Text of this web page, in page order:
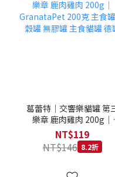
葛蕾特｜交響樂貓罐 第
樂章 鹿肉雞肉 200g｜
GranataPet 200克 主食罐
無穀罐 無膠罐 主食貓罐 德
罐
NT$119
NT$146 8.2折